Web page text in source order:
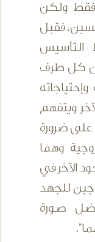
فقط ولكن
فقبل
التأسيس
كل طرف
ويتفهم
على ضرورة
وهما
الآخر في
للجهد
صورة